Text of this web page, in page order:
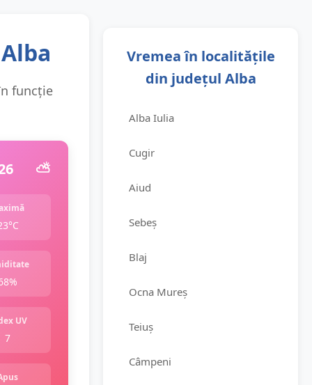
funcție
⛅️
UV
7
Vremea în localitățile
din județul Alba
Alba Iulia
Cugir
Aiud
Sebeș
Blaj
Ocna Mureș
Teiuș
Câmpeni